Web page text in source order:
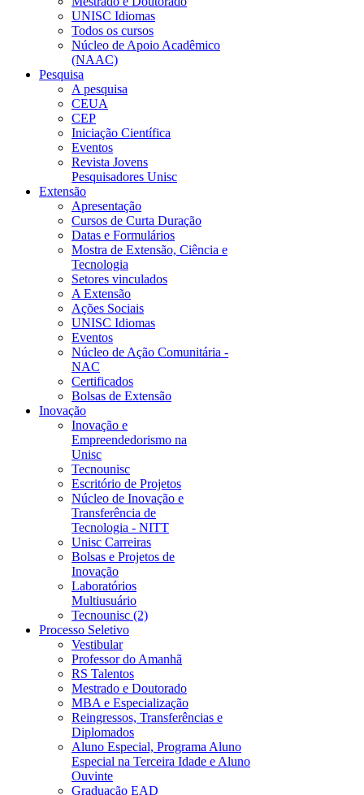
UNISC Idiomas
Todos os cursos
Núcleo de Apoio Acadêmico
(NAAC)
Pesquisa
A pesquisa
CEUA
CEP
Iniciação Científica
Eventos
Revista Jovens
Pesquisadores Unisc
Extensão
Apresentação
Cursos de Curta Duração
Datas e Formulários
Mostra de Extensão, Ciência e
Tecnologia
Setores vinculados
A Extensão
Ações Sociais
UNISC Idiomas
Eventos
Núcleo de Ação Comunitária -
NAC
Certificados
Bolsas de Extensão
Inovação
Inovação e
Empreendedorismo na
Unisc
Tecnounisc
Escritório de Projetos
Núcleo de Inovação e
Transferência de
Tecnologia - NITT
Unisc Carreiras
Bolsas e Projetos de
Inovação
Laboratórios
Multiusuário
Tecnounisc (2)
Processo Seletivo
Vestibular
Professor do Amanhã
RS Talentos
Mestrado e Doutorado
MBA e Especialização
Reingressos, Transferências e
Diplomados
Aluno Especial, Programa Aluno
Especial na Terceira Idade e Aluno
Ouvinte
Graduação EAD